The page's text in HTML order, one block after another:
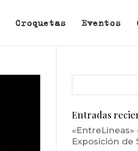
Croquetas Eventos
Entradas
«EntreLineas»
Exposición de